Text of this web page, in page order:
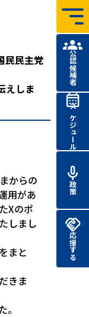
公認候補者
スケジュール
政策
応援する
民民主党
えしま
からの
用があ
Xのポ
しまし
まと
きま